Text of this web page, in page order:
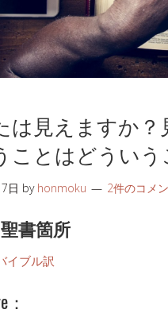
は見えますか
ことはどういう
日 by honmoku 2件のコメ
書箇所
イブル訳